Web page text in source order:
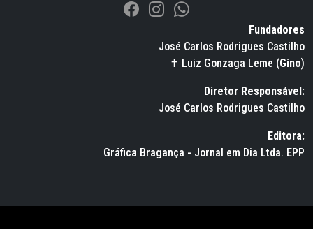
Fundadores
José Carlos Rodrigues Castilho
✝ Luiz Gonzaga Leme (Gino)
Diretor Responsável:
José Carlos Rodrigues Castilho
Editora:
Gráfica Bragança - Jornal em Dia Ltda. EPP